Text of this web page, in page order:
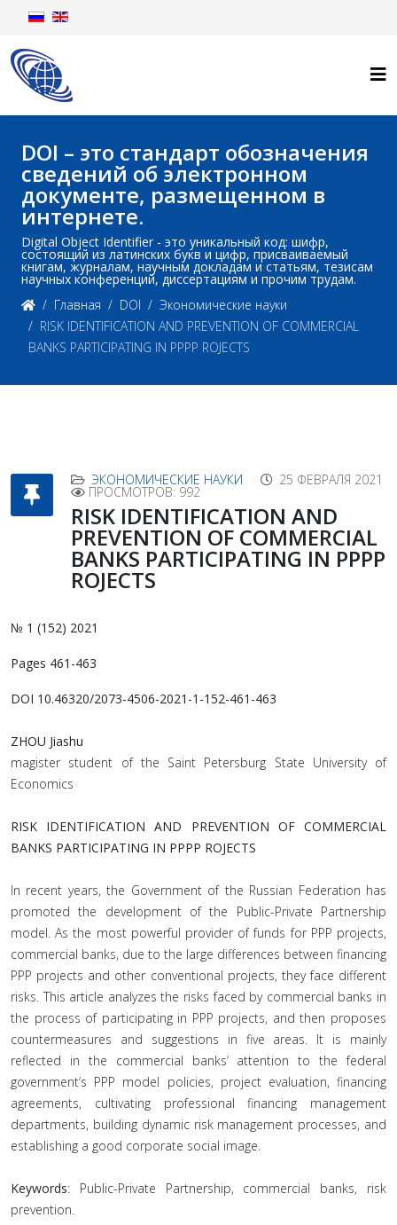
DOI – это стандарт обозначения
сведений об электронном
документе, размещенном в
интернете.
Digital Object Identifier - это уникальный код: шифр,
состоящий из латинских букв и цифр, присваиваемый
книгам, журналам, научным докладам и статьям, тезисам
научных конференций, диссертациям и прочим трудам.
Главная
DOI
Экономические науки
RISK IDENTIFICATION AND PREVENTION OF COMMERCIAL
BANKS PARTICIPATING IN PPPP ROJECTS
ЭКОНОМИЧЕСКИЕ НАУКИ 25 ФЕВРАЛЯ 2021
ПРОСМОТРОВ: 992
RISK IDENTIFICATION AND
PREVENTION OF COMMERCIAL
BANKS PARTICIPATING IN PPPP
ROJECTS
№ 1 (152) 2021
Pages 461-463
DOI 10.46320/2073-4506-2021-1-152-461-463
ZHOU Jiashu
magister student of the Saint Petersburg State University of
Economics
RISK IDENTIFICATION AND PREVENTION OF COMMERCIAL
BANKS PARTICIPATING IN PPPP ROJECTS
In recent years, the Government of the Russian Federation has
promoted the development of the Public-Private Partnership
model. As the most powerful provider of funds for PPP projects,
commercial banks, due to the large differences between financing
PPP projects and other conventional projects, they face different
risks. This article analyzes the risks faced by commercial banks in
the process of participating in PPP projects, and then proposes
countermeasures and suggestions in five areas. It is mainly
reflected in the commercial banks’ attention to the federal
government’s PPP model policies, project evaluation, financing
agreements, cultivating professional financing management
departments, building dynamic risk management processes, and
establishing a good corporate social image.
Keywords: Public-Private Partnership, commercial banks, risk
prevention.